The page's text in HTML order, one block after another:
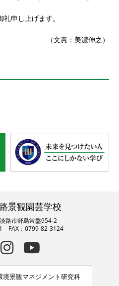
申し上げます。
（文責：美濃伸之）
景観園芸学校
路市野島常盤954-2
FAX：0799-82-3124
境景観マネジメント研究科